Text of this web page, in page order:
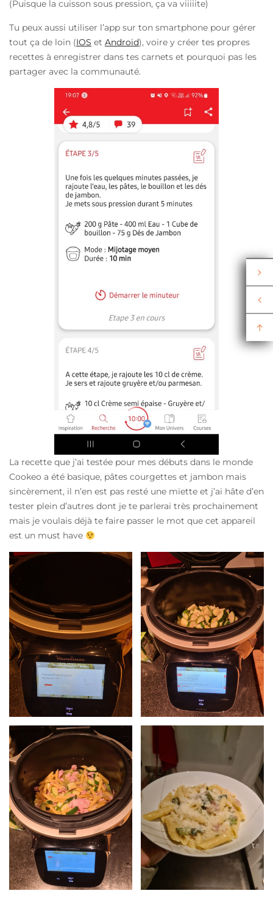
(Puisque la cuisson sous pression, ça va viiiiite)
Tu peux aussi utiliser l’app sur ton smartphone pour gérer
tout ça de loin (IOS et Android), voire y créer tes propres
recettes à enregistrer dans tes carnets et pourquoi pas les
partager avec la communauté.
La recette que j’ai testée pour mes débuts dans le monde
Cookeo a été basique, pâtes courgettes et jambon mais
sincèrement, il n’en est pas resté une miette et j’ai hâte d’en
tester plein d’autres dont je te parlerai très prochainement
mais je voulais déjà te faire passer le mot que cet appareil
est un must have